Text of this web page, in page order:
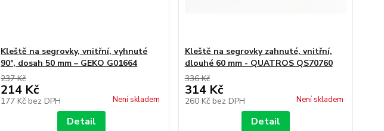
Kleště na segrovky, vnitřní, vyhnuté
90°, dosah 50 mm – GEKO G01664
237 Kč
214 Kč
177 Kč bez DPH Není skladem
Detail
Kleště na segrovky zahnuté, vnitřní,
dlouhé 60 mm - QUATROS QS70760
336 Kč
314 Kč
260 Kč bez DPH Není skladem
Detail